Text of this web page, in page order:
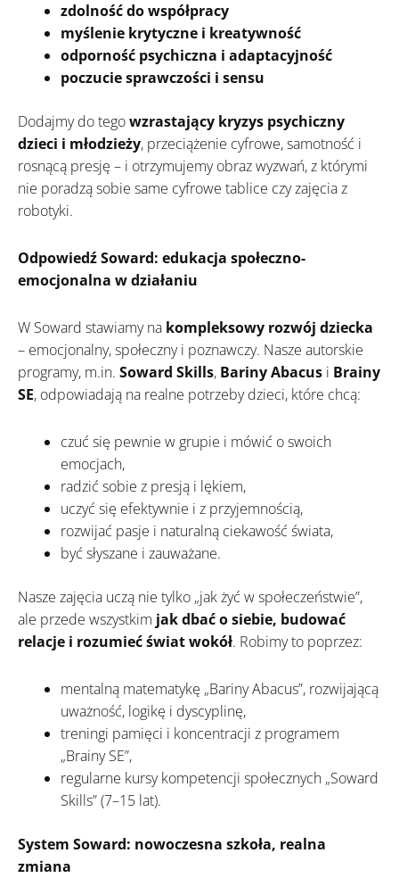
zdolność do współpracy
myślenie krytyczne i kreatywność
odporność psychiczna i adaptacyjność
poczucie sprawczości i sensu
Dodajmy do tegowzrastający kryzys psychiczny
dzieci i młodzieży, przeciążenie cyfrowe, samotność i
rosnącą presję – i otrzymujemy obraz wyzwań, z którymi
nie poradzą sobie same cyfrowe tablice czy zajęcia z
robotyki.
Odpowiedź Soward: edukacja społeczno-
emocjonalna w działaniu
W Soward stawiamy na kompleksowy rozwój dziecka
– emocjonalny, społeczny i poznawczy. Nasze autorskie
programy, m.in. Soward Skills, Bariny Abacus i Brainy
SE, odpowiadają na realne potrzeby dzieci, które chcą:
czuć się pewnie w grupie i mówić o swoich
emocjach,
radzić sobie z presją i lękiem,
uczyć się efektywnie i z przyjemnością,
rozwijać pasje i naturalną ciekawość świata,
być słyszane i zauważane.
Nasze zajęcia uczą nie tylko „jak żyć w społeczeństwie”,
ale przede wszystkim jak dbać o siebie, budować
relacje i rozumieć świat wokół. Robimy to poprzez:
mentalną matematykę „Bariny Abacus”, rozwijającą
uważność, logikę i dyscyplinę,
treningi pamięci i koncentracji z programem
„Brainy SE”,
regularne kursy kompetencji społecznych „Soward
Skills” (7–15 lat).
System Soward: nowoczesna szkoła, realna
zmiana